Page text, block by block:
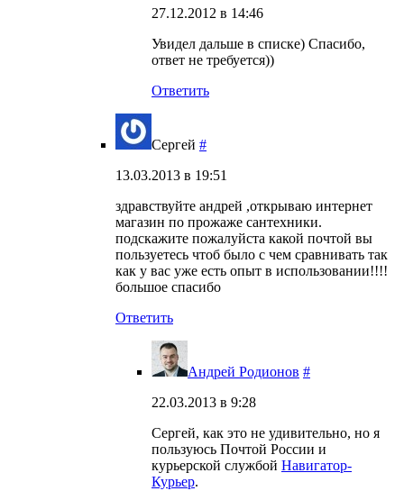
27.12.2012 в 14:46
Увидел дальше в списке) Спасибо,
ответ не требуется))
Ответить
Сергей #
13.03.2013 в 19:51
здравствуйте андрей ,открываю интернет
магазин по прожаже сантехники.
подскажите пожалуйста какой почтой вы
пользуетесь чтоб было с чем сравнивать так
как у вас уже есть опыт в использовании!!!!
большое спасибо
Ответить
Андрей Родионов #
22.03.2013 в 9:28
Сергей, как это не удивительно, но я
пользуюсь Почтой России и
курьерской службой Навигатор-
Курьер.